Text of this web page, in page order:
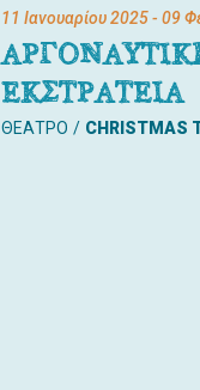
11 Ιανουαρίου 2025- 09
ΕΚΣΤΡΑΤΕΙΑ
ΘΕΑΤΡΟ CHRISTMAS